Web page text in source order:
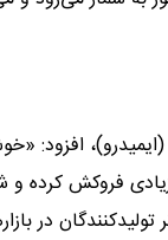
افزود:
فروکش کرده
در